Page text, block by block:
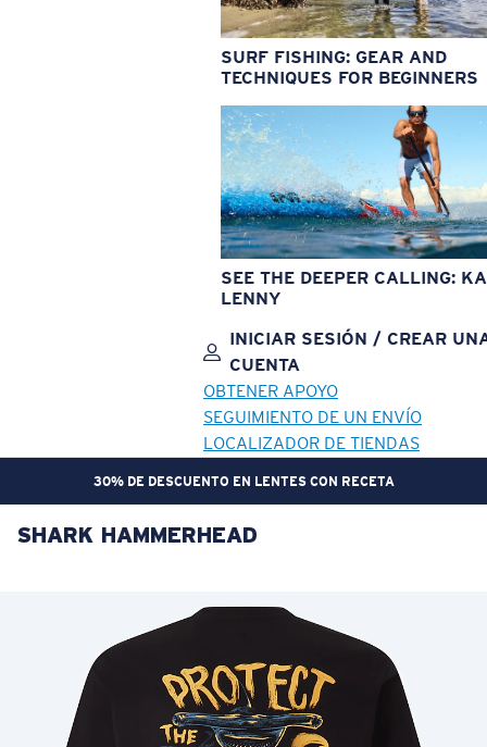
SURF FISHING: GEAR AND
TECHNIQUES FOR BEGINNERS
SEE THE DEEPER CALLING:
LENNY
INICIAR SESIÓN / CREAR
CUENTA
OBTENER APOYO
SEGUIMIENTO DE UN ENVÍO
LOCALIZADOR DE TIENDAS
30% DE DESCUENTO EN LENTES CON RECETA
OBJETIVO ACTUALIZADO
Precio:
Cantidad:
Precio: Sin cargo
Cantidad:
SHARK HAMMERHEAD